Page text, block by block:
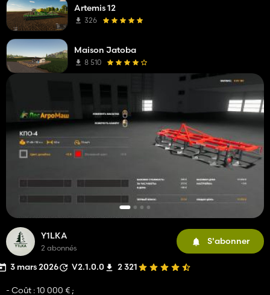
Y1LKA
2 abonnés
S'abonner
3 mars 2026 V2.1.0.0 2 321
- Coût : 10 000 € ;
Artemis 12
326
Maison Jatoba
8 510